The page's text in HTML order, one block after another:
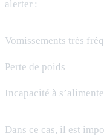
alerter :
Vomissements très
Perte de poids
Incapacité à
Dans ce cas, il est